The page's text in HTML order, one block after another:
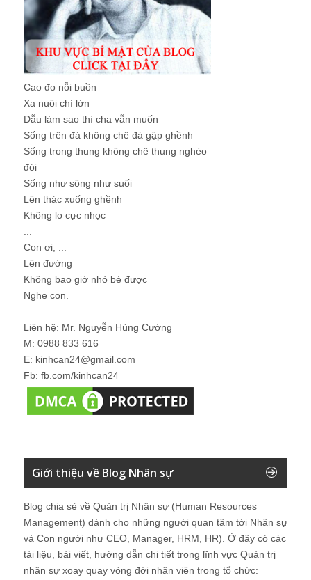
Cao đo nỗi buồn
Xa nuôi chí lớn
Dẫu làm sao thì cha vẫn muốn
Sống trên đá không chê đá gập ghềnh
Sống trong thung không chê thung nghèo
đói
Sống như sông như suối
Lên thác xuống ghềnh
Không lo cực nhọc
Con ơi, ...
Lên đường
Không bao giờ nhỏ bé được
Nghe con.
Liên hệ: Mr. Nguyễn Hùng Cường
M: 0988 833 616
E: kinhcan24@gmail.com
Fb: fb.com/kinhcan24
Giới thiệu về Blog Nhân sự
Blog chia sẻ về Quản trị Nhân sự (Human Resources
Management) dành cho những người quan tâm tới Nhân sự
và Con người như CEO, Manager, HRM, HR). Ở đây có các
tài liệu, bài viết, hướng dẫn chi tiết trong lĩnh vực Quản trị
nhân sự xoay quay vòng đời nhân viên trong tổ chức: